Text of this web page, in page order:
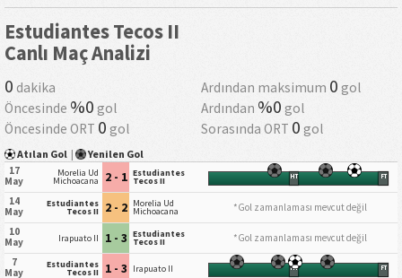
Estudiantes Tecos II
Canlı Maç Analizi
0 dakika Ardından maksimum 0 gol
Öncesinde %0 gol Ardından %0 gol
Öncesinde ORT 0 gol Sorasında ORT 0 gol
Atılan Gol | Yenilen Gol
17
May
Morelia Ud
Michoacana 2 - 1 Estudiantes
Tecos II HT FT
14
May
Estudiantes
Tecos II 2 - 2 Morelia Ud
Michoacana
*Gol zamanlaması mevcut değil
10
May
Irapuato II 1 - 3 Estudiantes
Tecos II
*Gol zamanlaması mevcut değil
7
May
Estudiantes
Tecos II 1 - 3 Irapuato II HT FT